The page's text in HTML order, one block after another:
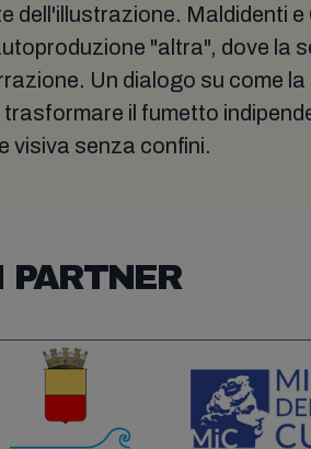
dell'illustrazione. Maldidenti
"altra", dove la
Un dialogo su come
il fumetto
visiva senza confini.
PARTNER